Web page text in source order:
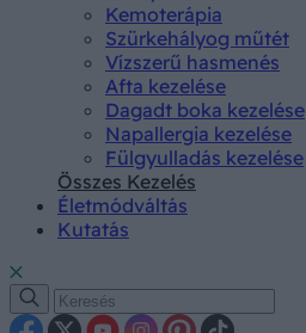
Kemoterápia
Szürkehályog műtét
Vízszerű hasmenés
Afta kezelése
Dagadt boka kezelése
Napallergia kezelése
Fülgyulladás kezelése
Összes Kezelés
Életmódváltás
Kutatás